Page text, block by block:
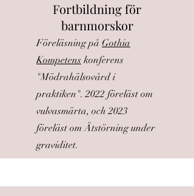
Fortbildning för
barnmorskor
Föreläsning på Gothia
Kompetens konferens
"Mödrahälsovård i
praktiken". 2022 föreläst om
vulvasmärta, och 2023
föreläst om Ätstörning under
graviditet.